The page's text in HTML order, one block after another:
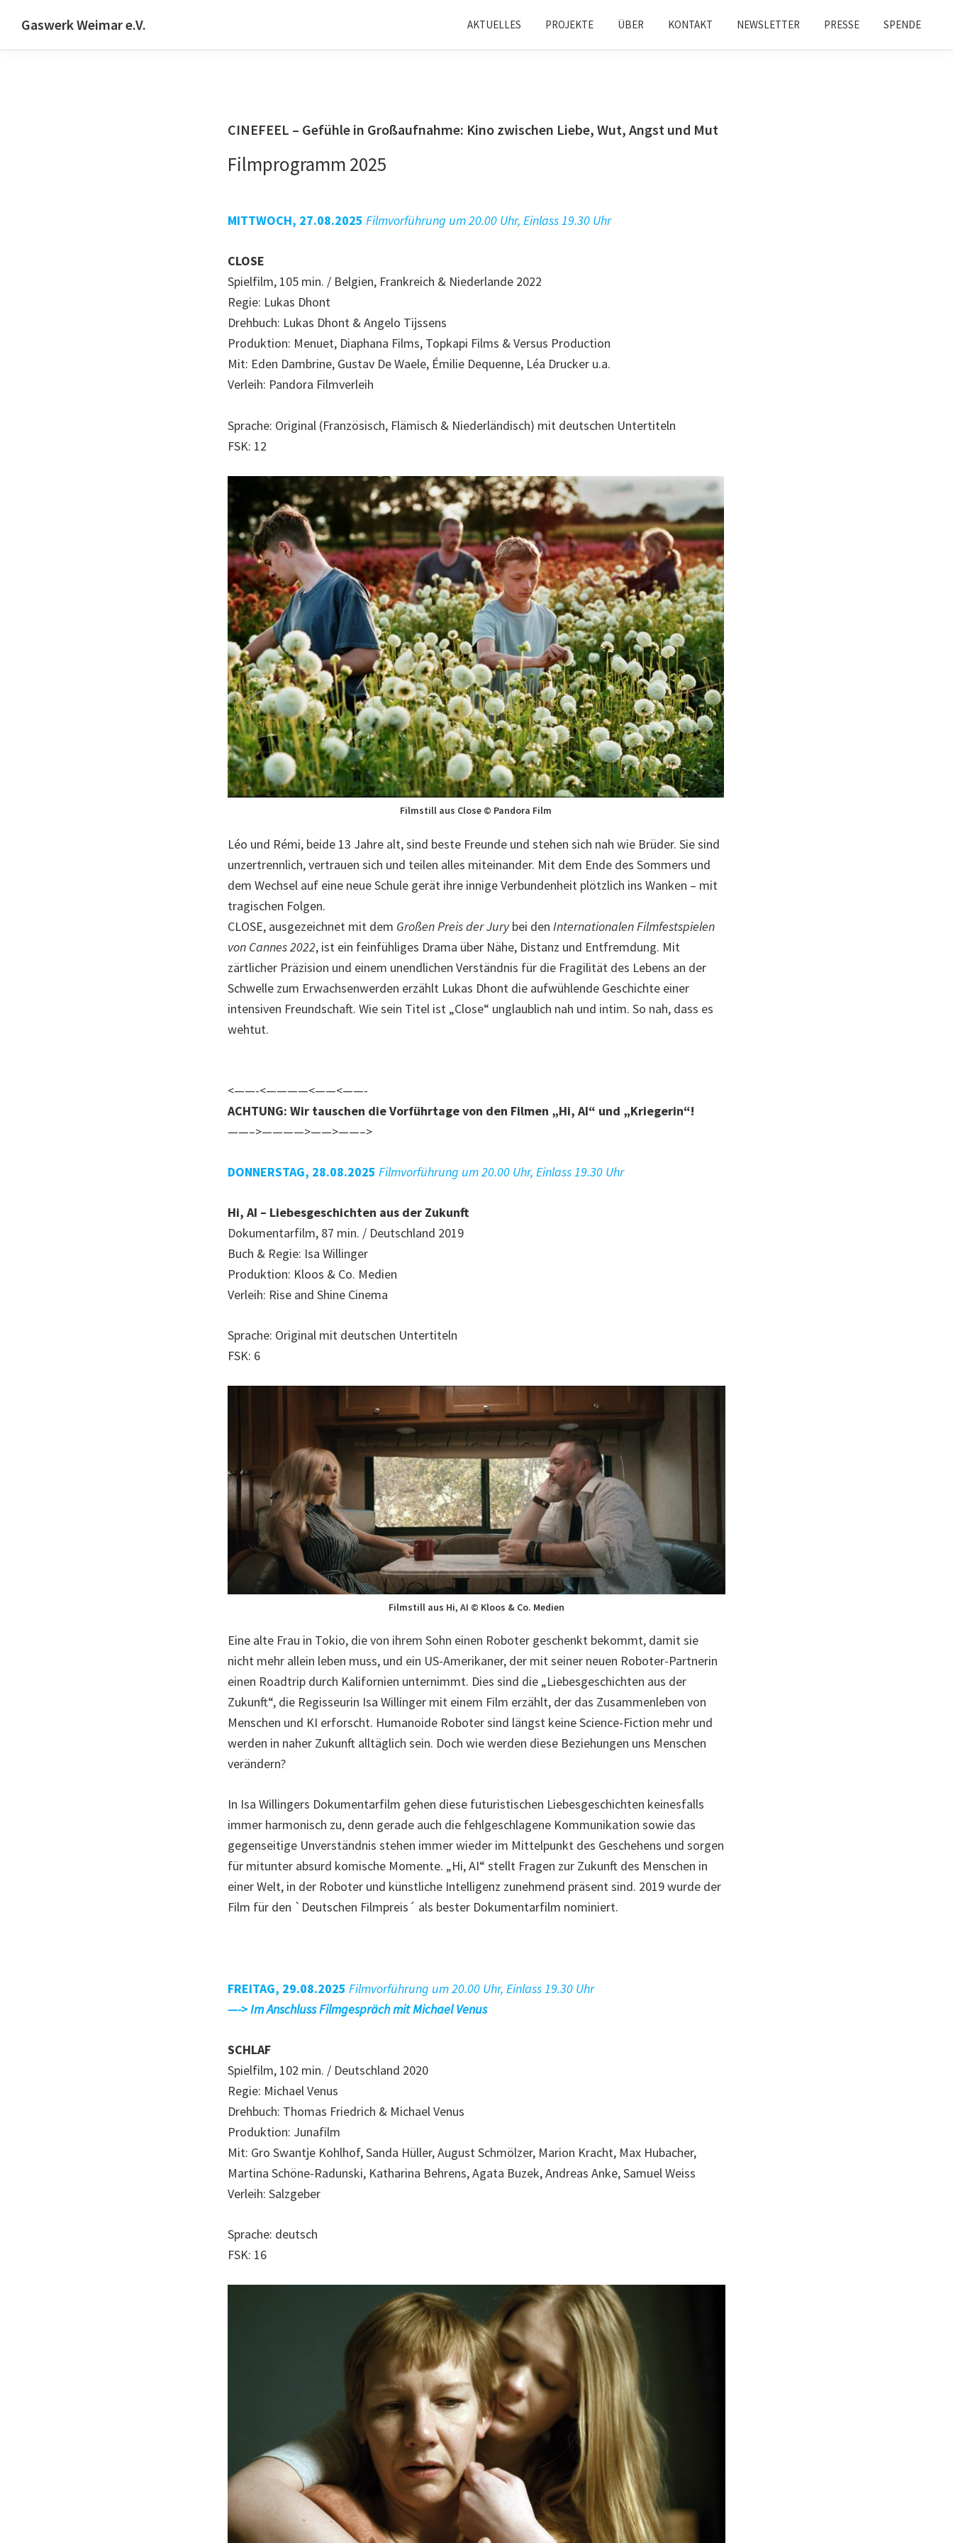
Hauptnavigation
springen
main
Fußzeile
springen
Gaswerk Weimar e.V. AKTUELLES PROJEKTE ÜBER KONTAKT NEWSLETTER PRESSE SPENDE
CINEFEEL – Gefühle in Großaufnahme: Kino zwischen Liebe, Wut, Angst und Mut
Filmprogramm 2025
MITTWOCH, 27.08.2025 Filmvorführung um 20.00 Uhr, Einlass 19.30 Uhr
CLOSE
Spielfilm, 105 min. / Belgien, Frankreich & Niederlande 2022
Regie: Lukas Dhont
Drehbuch: Lukas Dhont & Angelo Tijssens
Produktion: Menuet, Diaphana Films, Topkapi Films & Versus Production
Mit: Eden Dambrine, Gustav De Waele, Émilie Dequenne, Léa Drucker u.a.
Verleih: Pandora Filmverleih
Sprache: Original (Französisch, Flämisch & Niederländisch) mit deutschen Untertiteln
FSK: 12
Filmstill aus Close © Pandora Film
Léo und Rémi, beide 13 Jahre alt, sind beste Freunde und stehen sich nah wie Brüder. Sie sind
unzertrennlich, vertrauen sich und teilen alles miteinander. Mit dem Ende des Sommers und
dem Wechsel auf eine neue Schule gerät ihre innige Verbundenheit plötzlich ins Wanken – mit
tragischen Folgen.
CLOSE, ausgezeichnet mit dem Großen Preis der Jurybei den Internationalen Filmfestspielen
von Cannes 2022, ist ein feinfühliges Drama über Nähe, Distanz und Entfremdung. Mit
zärtlicher Präzision und einem unendlichen Verständnis für die Fragilität des Lebens an der
Schwelle zum Erwachsenwerden erzählt Lukas Dhont die aufwühlende Geschichte einer
intensiven Freundschaft. Wie sein Titel ist „Close“ unglaublich nah und intim. So nah, dass es
wehtut.
<——-<————<——<——-
ACHTUNG: Wir tauschen die Vorführtage von den Filmen „Hi, AI“ und „Kriegerin“!
——–>————>——>——–>
DONNERSTAG, 28.08.2025 Filmvorführung um 20.00 Uhr, Einlass 19.30 Uhr
Hi, AI – Liebesgeschichten aus der Zukunft
Dokumentarfilm, 87 min. / Deutschland 2019
Buch & Regie: Isa Willinger
Produktion: Kloos & Co. Medien
Verleih: Rise and Shine Cinema
Sprache: Original mit deutschen Untertiteln
FSK: 6
Filmstill aus Hi, AI © Kloos & Co. Medien
Eine alte Frau in Tokio, die von ihrem Sohn einen Roboter geschenkt bekommt, damit sie
nicht mehr allein leben muss, und ein US-Amerikaner, der mit seiner neuen Roboter-Partnerin
einen Roadtrip durch Kalifornien unternimmt. Dies sind die „Liebesgeschichten aus der
Zukunft“, die Regisseurin Isa Willinger mit einem Film erzählt, der das Zusammenleben von
Menschen und KI erforscht. Humanoide Roboter sind längst keine Science-Fiction mehr und
werden in naher Zukunft alltäglich sein. Doch wie werden diese Beziehungen uns Menschen
verändern?
In Isa Willingers Dokumentarfilm gehen diese futuristischen Liebesgeschichten keinesfalls
immer harmonisch zu, denn gerade auch die fehlgeschlagene Kommunikation sowie das
gegenseitige Unverständnis stehen immer wieder im Mittelpunkt des Geschehens und sorgen
für mitunter absurd komische Momente. „Hi, AI“ stellt Fragen zur Zukunft des Menschen in
einer Welt, in der Roboter und künstliche Intelligenz zunehmend präsent sind. 2019 wurde der
Film für den `Deutschen Filmpreis´ als bester Dokumentarfilm nominiert.
FREITAG, 29.08.2025 Filmvorführung um 20.00 Uhr, Einlass 19.30 Uhr
—-> Im Anschluss Filmgespräch mit Michael Venus
SCHLAF
Spielfilm, 102 min. / Deutschland 2020
Regie: Michael Venus
Drehbuch: Thomas Friedrich & Michael Venus
Produktion: Junafilm
Mit: Gro Swantje Kohlhof, Sanda Hüller, August Schmölzer, Marion Kracht, Max Hubacher,
Martina Schöne-Radunski, Katharina Behrens, Agata Buzek, Andreas Anke, Samuel Weiss
Verleih: Salzgeber
Sprache: deutsch
FSK: 16